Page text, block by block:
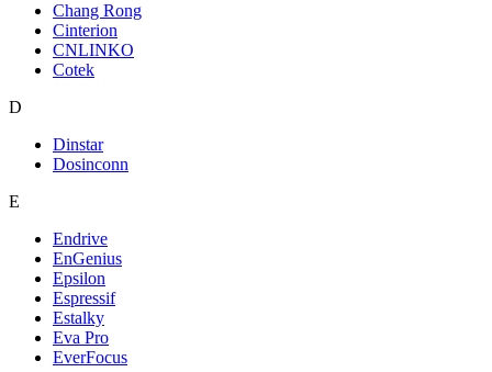
Chang Rong
Cinterion
CNLINKO
Cotek
D
Dinstar
Dosinconn
E
Endrive
EnGenius
Epsilon
Espressif
Estalky
Eva Pro
EverFocus